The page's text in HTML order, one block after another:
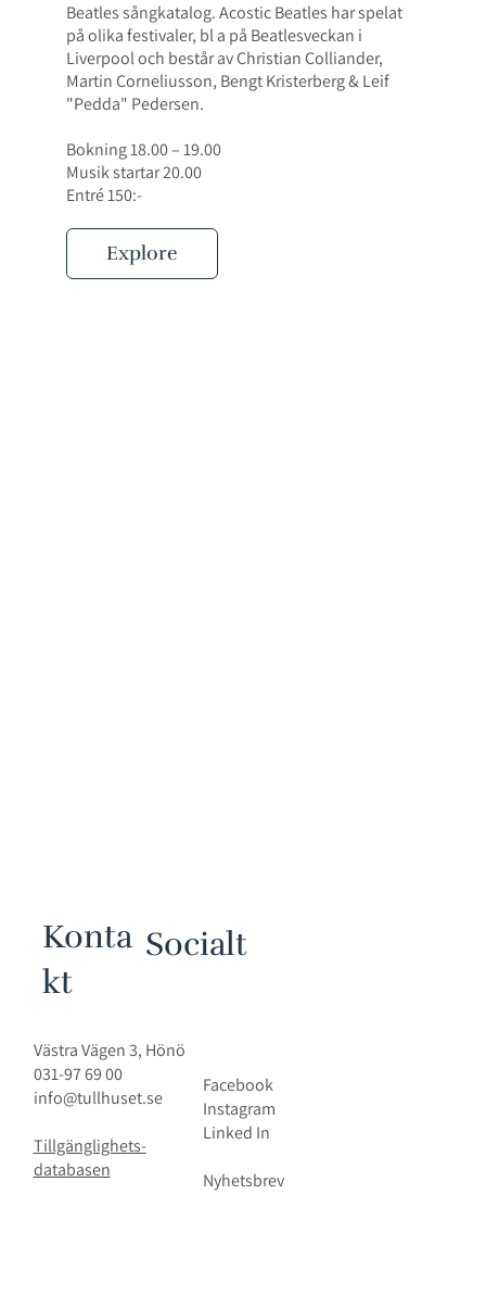
Beatles sångkatalog. Acostic Beatles har spelat
på olika festivaler, bl a på Beatlesveckan i
Liverpool och består av Christian Colliander,
Martin Corneliusson, Bengt Kristerberg & Leif
"Pedda" Pedersen.
Bokning 18.00 – 19.00
Musik startar 20.00
Entré 150:-
Explore
Konta
kt
Västra Vägen 3, Hönö
031-97 69 00
info@tullhuset.se
Tillgänglighets-
databasen
Socialt
Facebook
Instagram
Linked In
Nyhetsbrev